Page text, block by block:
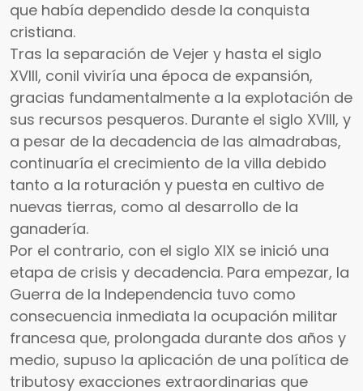
que había dependido desde la conquista
cristiana.
Tras la separación de Vejer y hasta el siglo
XVIII, conil viviría una época de expansión,
gracias fundamentalmente a la explotación de
sus recursos pesqueros. Durante el siglo XVIII, y
a pesar de la decadencia de las almadrabas,
continuaría el crecimiento de la villa debido
tanto a la roturación y puesta en cultivo de
nuevas tierras, como al desarrollo de la
ganadería.
Por el contrario, con el siglo XIX se inició una
etapa de crisis y decadencia. Para empezar, la
Guerra de la Independencia tuvo como
consecuencia inmediata la ocupación militar
francesa que, prolongada durante dos años y
medio, supuso la aplicación de una política de
tributosy exacciones extraordinarias que